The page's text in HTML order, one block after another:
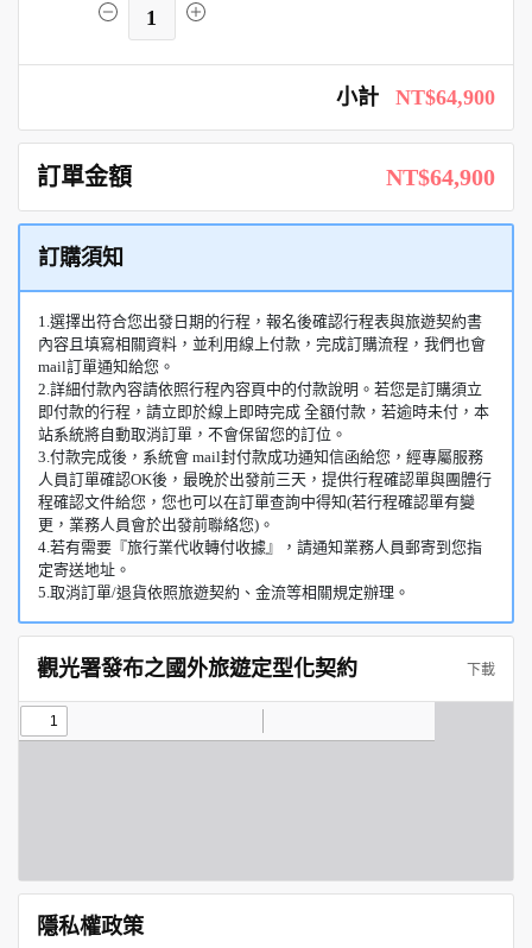
1
小計 NT$64,900
訂單金額 NT$64,900
訂購須知
1.選擇出符合您出發日期的行程，報名後確認行程表與旅遊契約書
內容且填寫相關資料，並利用線上付款，完成訂購流程，我們也會
mail訂單通知給您。
2.詳細付款內容請依照行程內容頁中的付款說明。若您是訂購須立
即付款的行程，請立即於線上即時完成 全額付款，若逾時未付，本
站系統將自動取消訂單，不會保留您的訂位。
3.付款完成後，系統會 mail封付款成功通知信函給您，經專屬服務
人員訂單確認OK後，最晚於出發前三天，提供行程確認單與團體行
程確認文件給您，您也可以在訂單查詢中得知(若行程確認單有變
更，業務人員會於出發前聯絡您)。
4.若有需要『旅行業代收轉付收據』，請通知業務人員郵寄到您指
定寄送地址。
5.取消訂單/退貨依照旅遊契約、金流等相關規定辦理。
觀光署發布之國外旅遊定型化契約 下載
隱私權政策